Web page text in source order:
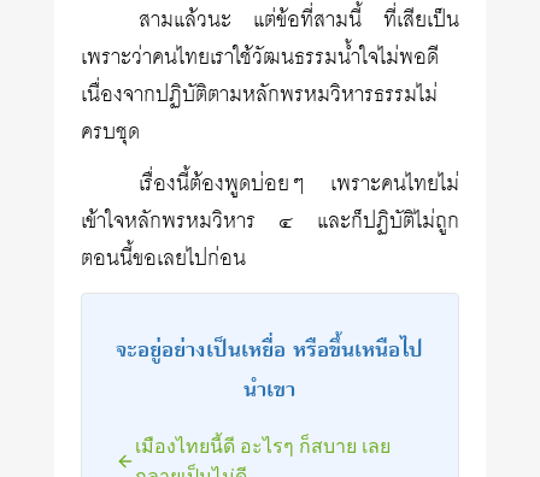
สามแล้วนะ แต่ข้อที่สามนี้ ที่เสียเป็น
เพราะว่าคนไทยเราใช้วัฒนธรรมน้ำใจไม่พอดี
เนื่องจากปฏิบัติตามหลักพรหมวิหารธรรมไม่
ครบชุด
เรื่องนี้ต้องพูดบ่อยๆ เพราะคนไทยไม่
เข้าใจหลักพรหมวิหาร ๔ และก็ปฏิบัติไม่ถูก
ตอนนี้ขอเลยไปก่อน
จะอยู่อย่างเป็นเหยื่อ หรือขึ้นเหนือไป
นำเขา
เมืองไทยนี้ดี อะไรๆ ก็สบาย เลย